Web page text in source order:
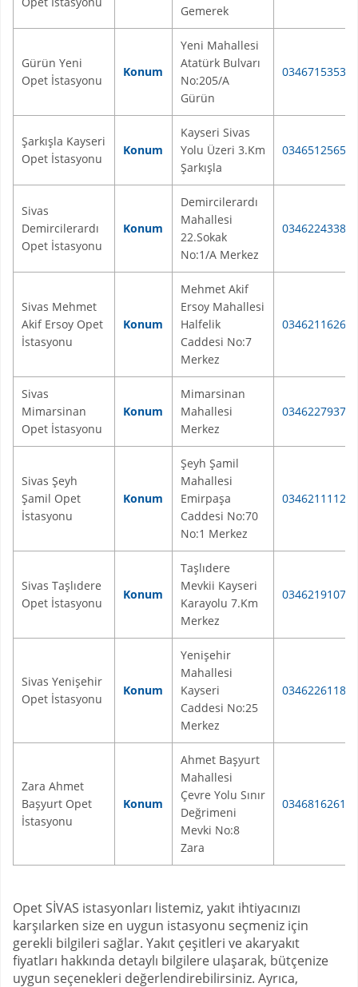
Gemerek
Gürün Yeni
Opet İstasyonu
Konum
Yeni Mahallesi
Atatürk Bulvarı
No:205/A
Gürün
03467153537
Şarkışla Kayseri
Opet İstasyonu
Konum
Kayseri Sivas
Yolu Üzeri 3.Km
Şarkışla
03465125655
Sivas
Demircilerardı
Opet İstasyonu
Konum
Demircilerardı
Mahallesi
22.Sokak
No:1/A Merkez
03462243384
Sivas Mehmet
Akif Ersoy Opet
İstasyonu
Konum
Mehmet Akif
Ersoy Mahallesi
Halfelik
Caddesi No:7
Merkez
03462116262
Sivas
Mimarsinan
Opet İstasyonu
Konum
Mimarsinan
Mahallesi
Merkez
03462279370
Sivas Şeyh
Şamil Opet
İstasyonu
Konum
Şeyh Şamil
Mahallesi
Emirpaşa
Caddesi No:70
No:1 Merkez
03462111127
Sivas Taşlıdere
Opet İstasyonu
Konum
Taşlıdere
Mevkii Kayseri
Karayolu 7.Km
Merkez
03462191070
Sivas Yenişehir
Opet İstasyonu
Konum
Yenişehir
Mahallesi
Kayseri
Caddesi No:25
Merkez
03462261188
Zara Ahmet
Başyurt Opet
İstasyonu
Konum
Ahmet Başyurt
Mahallesi
Çevre Yolu Sınır
Değrimeni
Mevki No:8
Zara
03468162613
Opet SİVAS istasyonları listemiz, yakıt ihtiyacınızı
karşılarken size en uygun istasyonu seçmeniz için
gerekli bilgileri sağlar. Yakıt çeşitleri ve akaryakıt
fiyatları hakkında detaylı bilgilere ulaşarak, bütçenize
uygun seçenekleri değerlendirebilirsiniz. Ayrıca,